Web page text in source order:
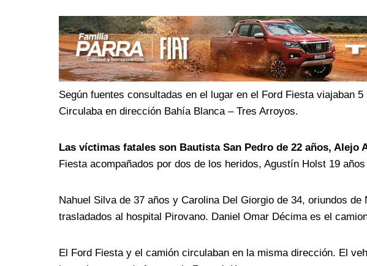
k
m
p
Según fuentes consultadas en el lugar en el Ford Fiesta viajaban
Circulaba en dirección Bahía Blanca – Tres Arroyos.
Las víctimas fatales son Bautista San Pedro de 22 años, Alejo
Fiesta acompañados por dos de los heridos, Agustín Holst 19
Nahuel Silva de 37 años y Carolina Del Giorgio de 34, oriundos
trasladados al hospital Pirovano. Daniel Omar Décima es el
El Ford Fiesta y el camión circulaban en la misma dirección. El